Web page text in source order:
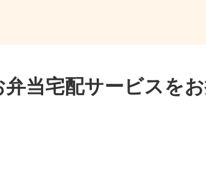
当宅配サービスを